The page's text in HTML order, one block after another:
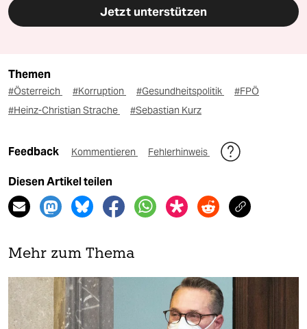
Jetzt unterstützen
Themen
#Österreich #Korruption #Gesundheitspolitik
#FPÖ
#Heinz-Christian Strache
#Sebastian Kurz
Feedback Kommentieren Fehlerhinweis
Diesen Artikel teilen
Mehr zum Thema